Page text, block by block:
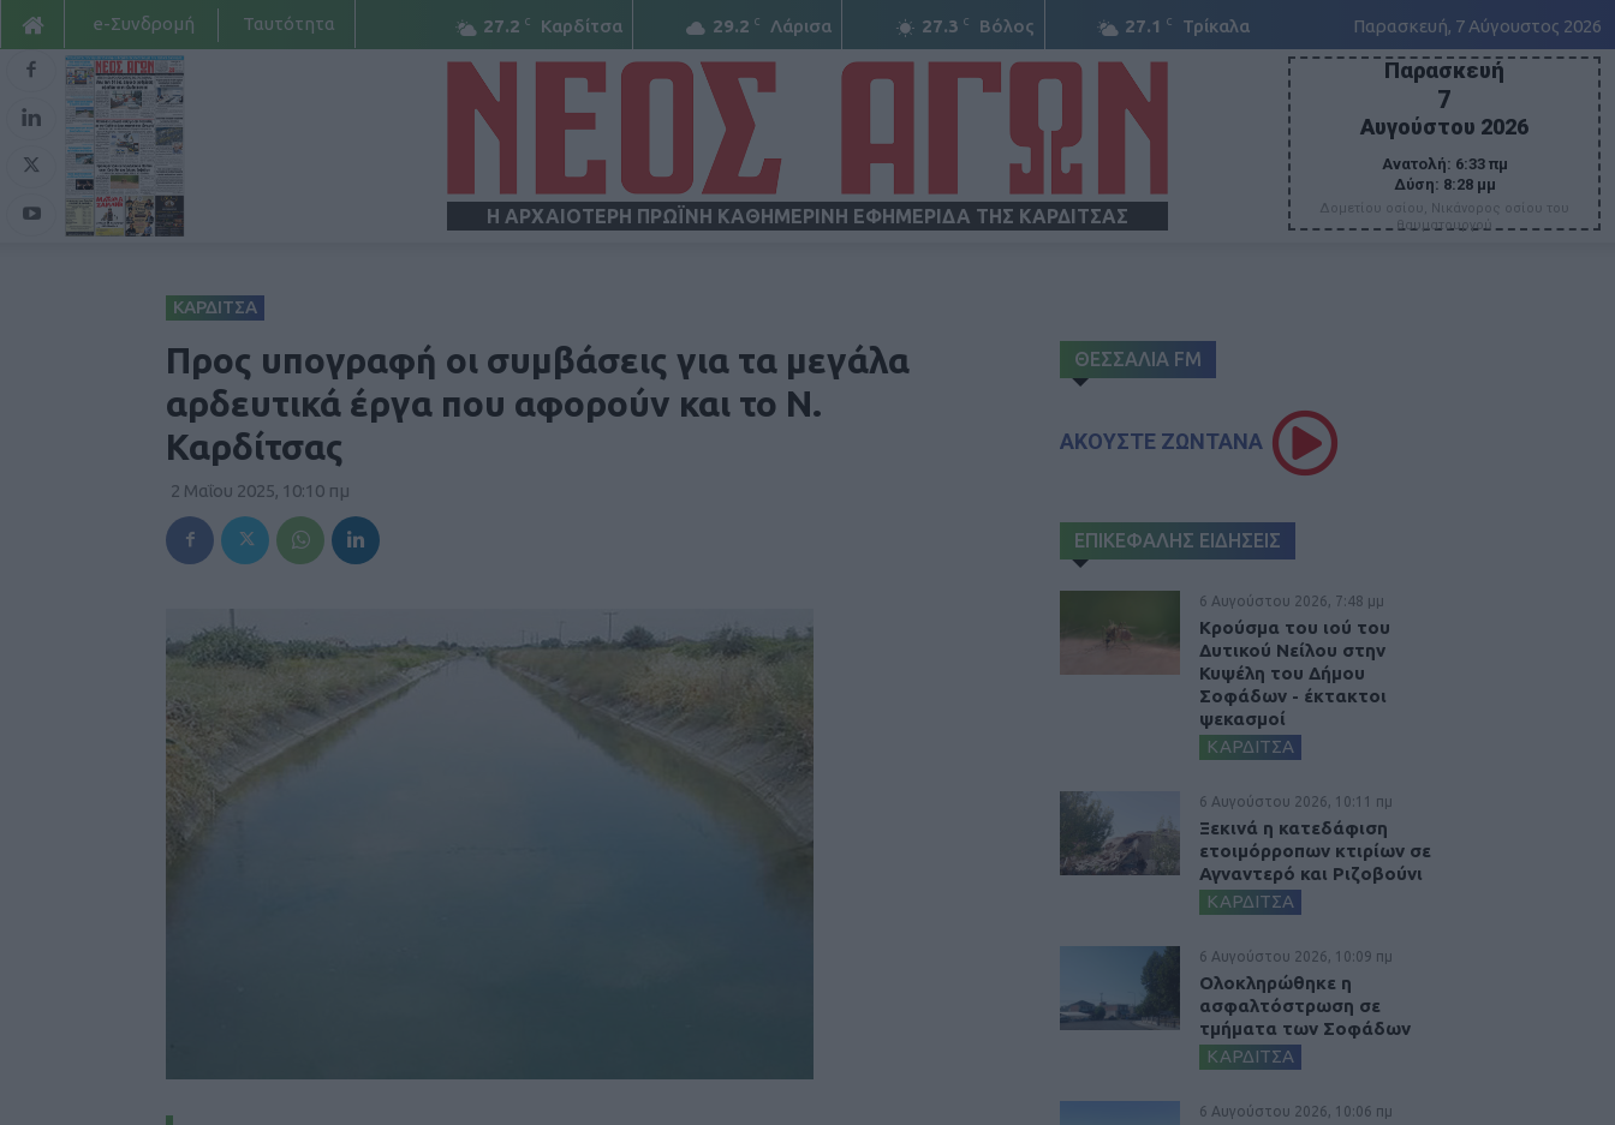
27.2 C Καρδίτσα 29.2 C Λάρισα 27.3 C Βόλος 27.1 C Τρίκαλα Παρασκευή, 7 Αύγουστος 2026
e-Συνδρομή Ταυτότητα
Η ΑΡΧΑΙΟΤΕΡΗ ΠΡΩΪΝΗ ΚΑΘΗΜΕΡΙΝΗ ΕΦΗΜΕΡΙΔΑ ΤΗΣ ΚΑΡΔΙΤΣΑΣ
Παρασκευή
7
Αυγούστου 2026
Ανατολή: 6:33 πμ
Δύση: 8:28 μμ
Δομετίου οσίου, Νικάνορος οσίου του
θαυματουργού
ΚΑΡΔΙΤΣΑ
Προς υπογραφή οι συμβάσεις για τα μεγάλα
αρδευτικά έργα που αφορούν και το Ν.
Καρδίτσας
2 Μαΐου 2025, 10:10 πμ
ΘΕΣΣΑΛΙΑ FM
ΑΚΟΥΣΤΕ ΖΩΝΤΑΝΑ
ΕΠΙΚΕΦΑΛΗΣ ΕΙΔΗΣΕΙΣ
6 Αυγούστου 2026, 7:48 μμ
Κρούσμα του ιού του
Δυτικού Νείλου στην
Κυψέλη του Δήμου
Σοφάδων - έκτακτοι
ψεκασμοί
ΚΑΡΔΙΤΣΑ
6 Αυγούστου 2026, 10:11 πμ
Ξεκινά η κατεδάφιση
ετοιμόρροπων κτιρίων σε
Αγναντερό και Ριζοβούνι
ΚΑΡΔΙΤΣΑ
6 Αυγούστου 2026, 10:09 πμ
Ολοκληρώθηκε η
ασφαλτόστρωση σε
τμήματα των Σοφάδων
ΚΑΡΔΙΤΣΑ
6 Αυγούστου 2026, 10:06 πμ